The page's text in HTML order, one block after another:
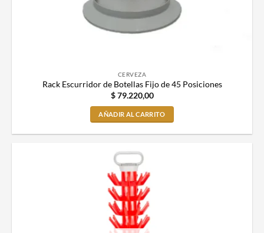
CERVEZA
Rack Escurridor de Botellas Fijo de 45 Posiciones
$79.220,00
AÑADIR AL CARRITO